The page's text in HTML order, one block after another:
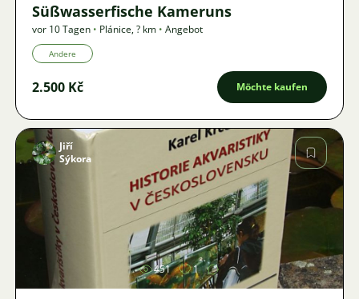
Süßwasserfische Kameruns
vor 10 Tagen • Plánice,? km • Angebot
Andere
2.500 Kč Möchte kaufen
Bild
Jiří
Sýkora
451 1